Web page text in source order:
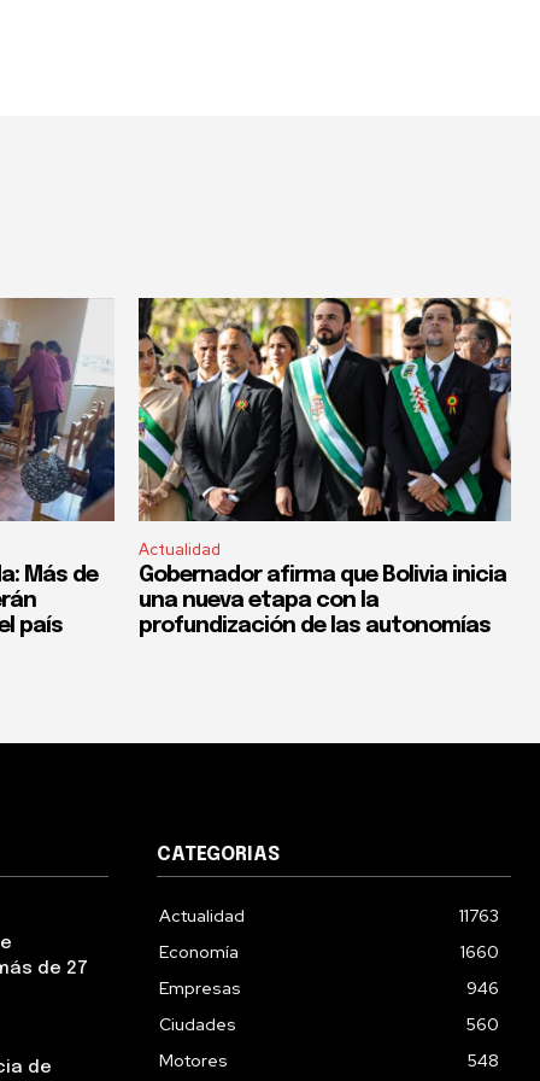
Más de
país
Actualidad
Gobernador afirma que Bolivia inicia
una nueva etapa con la
profundización de las autonomías
de 27
de
CATEGORIAS
Actualidad
11763
Economía
1660
Empresas
946
Ciudades
560
Motores
548